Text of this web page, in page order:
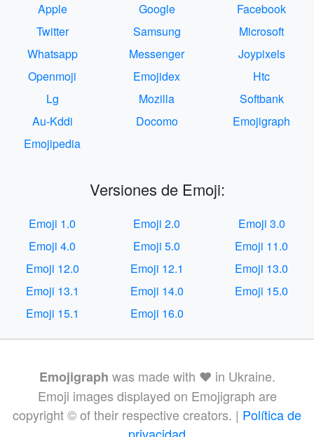
Apple Google
Facebook
Twitter
Samsung
Microsoft
Whatsapp
Messenger
Joypixels
Openmoji
Emojidex
Htc
Lg
Mozilla
Softbank
Au-Kddi
Docomo
Emojigraph
Emojipedia
Versiones de Emoji:
Emoji 1.0 Emoji 2.0
Emoji 3.0
Emoji 4.0
Emoji 5.0
Emoji 11.0
Emoji 12.0
Emoji 12.1
Emoji 13.0
Emoji 13.1
Emoji 14.0
Emoji 15.0
Emoji 15.1
Emoji 16.0
Emojigraph was made with ❤️ in Ukraine.
Emoji images displayed on Emojigraph are
copyright © of their respective creators. | Política de